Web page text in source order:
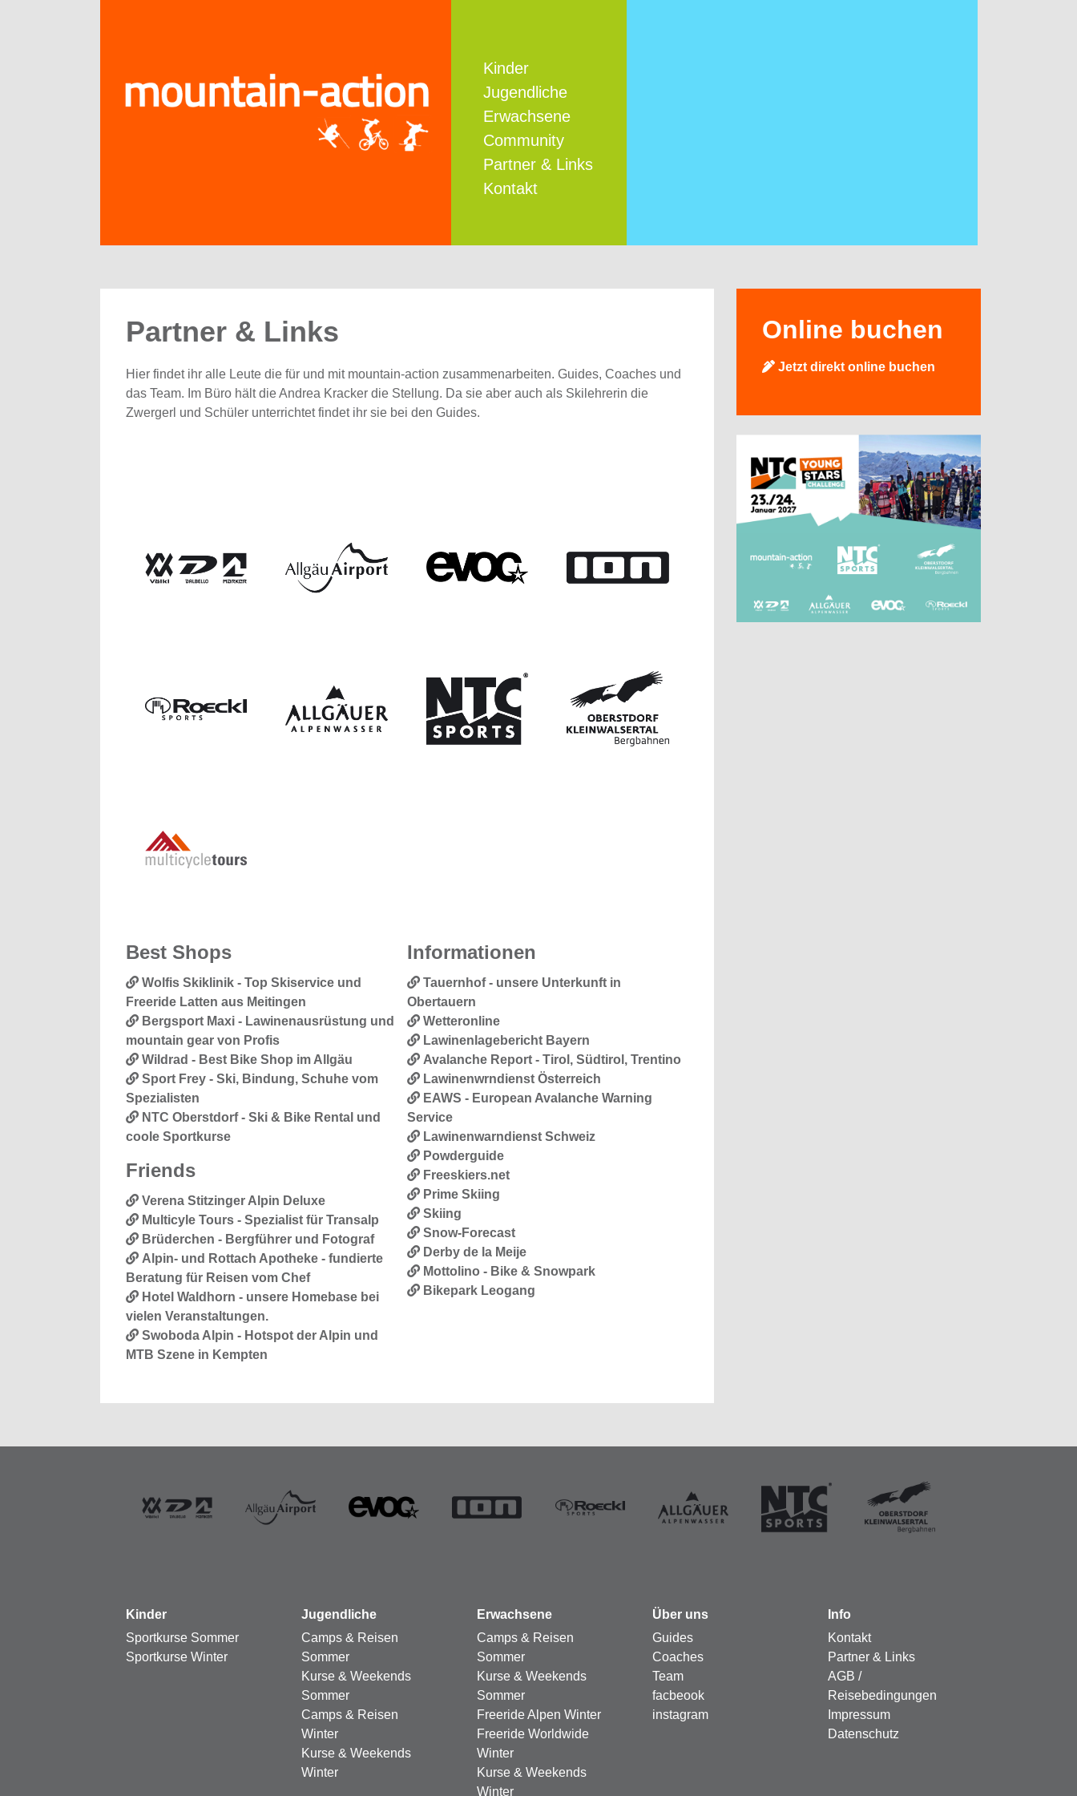
Kinder
Jugendliche
Erwachsene
Community
Partner & Links
Kontakt
Partner & Links
Hier findet ihr alle Leute die für und mit mountain-action zusammenarbeiten. Guides, Coaches und
das Team. Im Büro hält die Andrea Kracker die Stellung. Da sie aber auch als Skilehrerin die
Zwergerl und Schüler unterrichtet findet ihr sie bei den Guides.
Best Shops
Wolfis Skiklinik - Top Skiservice und
Freeride Latten aus Meitingen
Bergsport Maxi - Lawinenausrüstung und
mountain gear von Profis
Wildrad - Best Bike Shop im Allgäu
Sport Frey - Ski, Bindung, Schuhe vom
Spezialisten
NTC Oberstdorf - Ski & Bike Rental und
coole Sportkurse
Friends
Verena Stitzinger Alpin Deluxe
Multicyle Tours - Spezialist für Transalp
Brüderchen - Bergführer und Fotograf
Alpin- und Rottach Apotheke - fundierte
Beratung für Reisen vom Chef
Hotel Waldhorn - unsere Homebase bei
vielen Veranstaltungen.
Swoboda Alpin - Hotspot der Alpin und
MTB Szene in Kempten
Informationen
Tauernhof - unsere Unterkunft in
Obertauern
Wetteronline
Lawinenlagebericht Bayern
Avalanche Report - Tirol, Südtirol, Trentino
Lawinenwrndienst Österreich
EAWS - European Avalanche Warning
Service
Lawinenwarndienst Schweiz
Powderguide
Freeskiers.net
Prime Skiing
Skiing
Snow-Forecast
Derby de la Meije
Mottolino - Bike & Snowpark
Bikepark Leogang
Online buchen
Jetzt direkt online buchen
Kinder
Sportkurse Sommer
Sportkurse Winter
Jugendliche
Camps & Reisen
Sommer
Kurse & Weekends
Sommer
Camps & Reisen
Winter
Kurse & Weekends
Winter
Erwachsene
Camps & Reisen
Sommer
Kurse & Weekends
Sommer
Freeride Alpen Winter
Freeride Worldwide
Winter
Kurse & Weekends
Winter
Über uns
Guides
Coaches
Team
facbeook
instagram
Info
Kontakt
Partner & Links
AGB /
Reisebedingungen
Impressum
Datenschutz